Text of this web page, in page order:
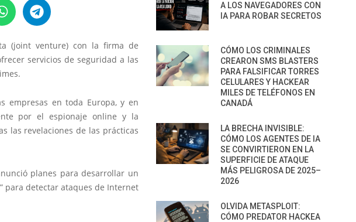
(joint venture) con la firma de
servicios de seguridad a las
empresas en toda Europa, y en
por el espionaje online y la
las revelaciones de las prácticas
planes para desarrollar un
para detectar ataques de Internet
A LOS NAVEGADORES CON
IA PARA ROBAR SECRETOS
CÓMO LOS CRIMINALES
CREARON SMS BLASTERS
PARA FALSIFICAR TORRES
CELULARES Y HACKEAR
MILES DE TELÉFONOS EN
CANADÁ
LA BRECHA INVISIBLE:
CÓMO LOS AGENTES DE IA
SE CONVIRTIERON EN LA
SUPERFICIE DE ATAQUE
MÁS PELIGROSA DE 2025–
2026
OLVIDA METASPLOIT:
CÓMO PREDATOR HACKEA